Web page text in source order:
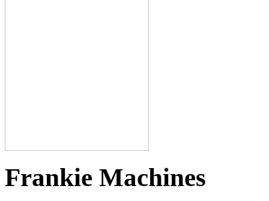
Frankie Machines